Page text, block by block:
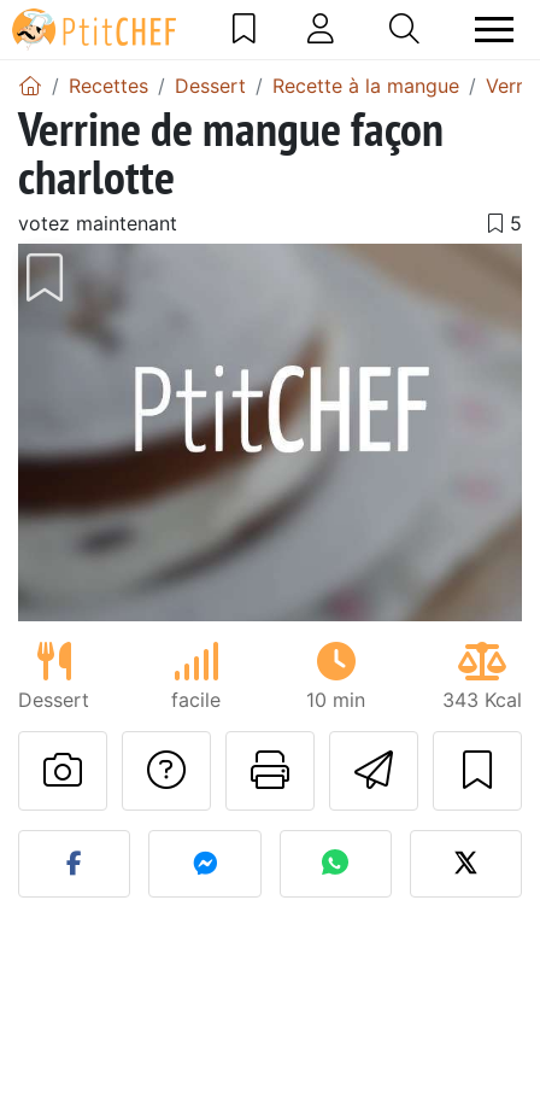
Recettes Dessert Recette à la mangue
Verrine de mangue façon
charlotte
votez maintenant
Dessert facile 10 min 343 Kcal
Imprimer
Poser une
Publier votre photo de